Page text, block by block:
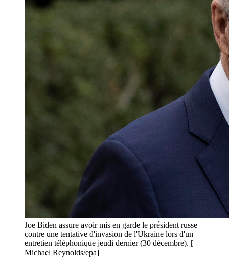
Joe Biden assure avoir mis en garde le président russe
contre une tentative d'invasion de l'Ukraine lors d'un
entretien téléphonique jeudi dernier (30 décembre). [
Michael Reynolds/epa]